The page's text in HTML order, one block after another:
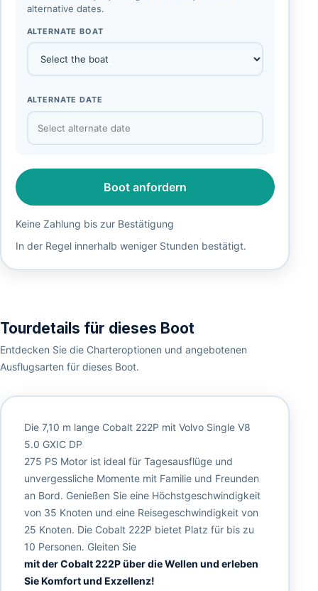
alternative dates.
ALTERNATE BOAT
ALTERNATE DATE
Boot anfordern
Keine Zahlung bis zur Bestätigung
In der Regel innerhalb weniger Stunden bestätigt.
Tourdetails für dieses Boot
Entdecken Sie die Charteroptionen und angebotenen
Ausflugsarten für dieses Boot.
Die 7,10 m lange Cobalt 222P mit Volvo Single V8
5.0 GXIC DP
275 PS Motor ist ideal für Tagesausflüge und
unvergessliche Momente mit Familie und Freunden
an Bord. Genießen Sie eine Höchstgeschwindigkeit
von 35 Knoten und eine Reisegeschwindigkeit von
25 Knoten. Die Cobalt 222P bietet Platz für bis zu
10 Personen. Gleiten Sie
mit der Cobalt 222P über die Wellen und erleben
Sie Komfort und Exzellenz!